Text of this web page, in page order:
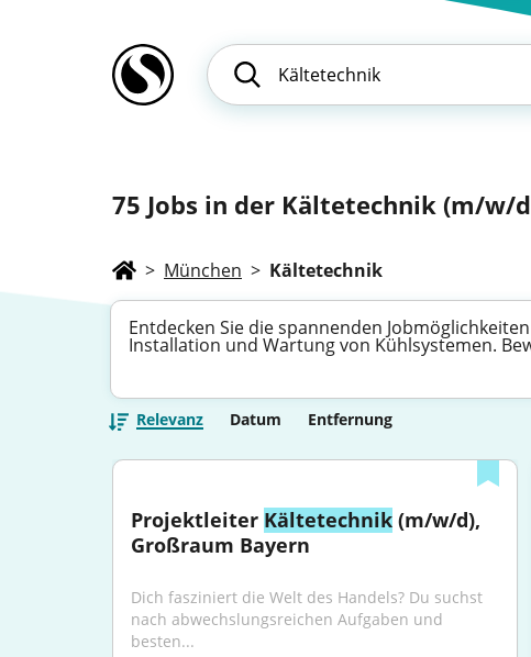
75 Jobs in der Kältetechnik (m/w/
> München > Kältetechnik
Entdecken Sie die spannenden
Installation und Wartung von Kühlsystemen.
Relevanz Datum Entfernung
Projektleiter Kältetechnik (m/w/d),
Großraum Bayern
Dich fasziniert die Welt des Handels? Du suchst
nach abwechslungsreichen Aufgaben und
besten...